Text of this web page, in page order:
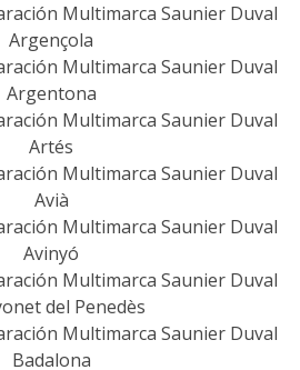
Multimarca Saunier Duval
Argençola
Multimarca Saunier Duval
Argentona
Multimarca Saunier Duval
Artés
Multimarca Saunier Duval
Avià
Multimarca Saunier Duval
Avinyó
Multimarca Saunier Duval
del Penedès
Multimarca Saunier Duval
Badalona